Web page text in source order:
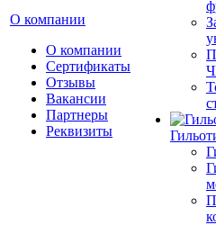
О компании
О компании
Сертификаты
Отзывы
Вакансии
Партнеры
Реквизиты